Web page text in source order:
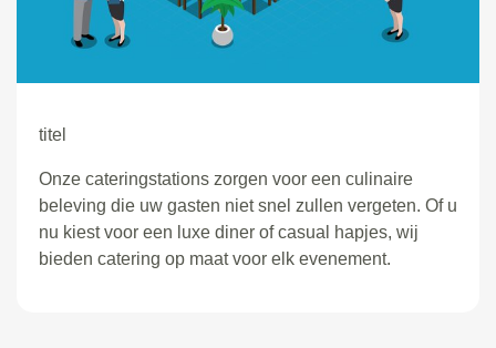
titel
Onze cateringstations zorgen voor een culinaire
beleving die uw gasten niet snel zullen vergeten. Of u
nu kiest voor een luxe diner of casual hapjes, wij
bieden catering op maat voor elk evenement.